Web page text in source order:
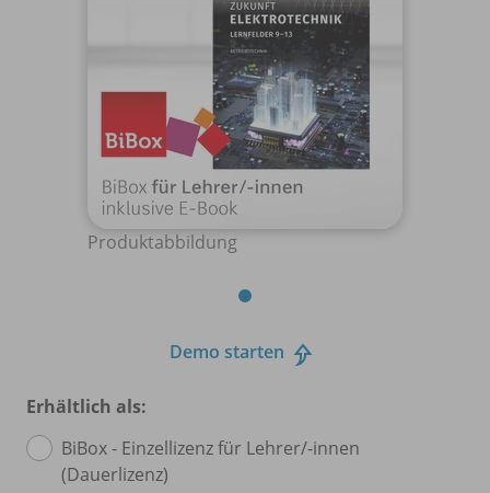
Produktabbildung
Demo starten
Erhältlich als:
BiBox - Einzellizenz für Lehrer/-innen
(Dauerlizenz)